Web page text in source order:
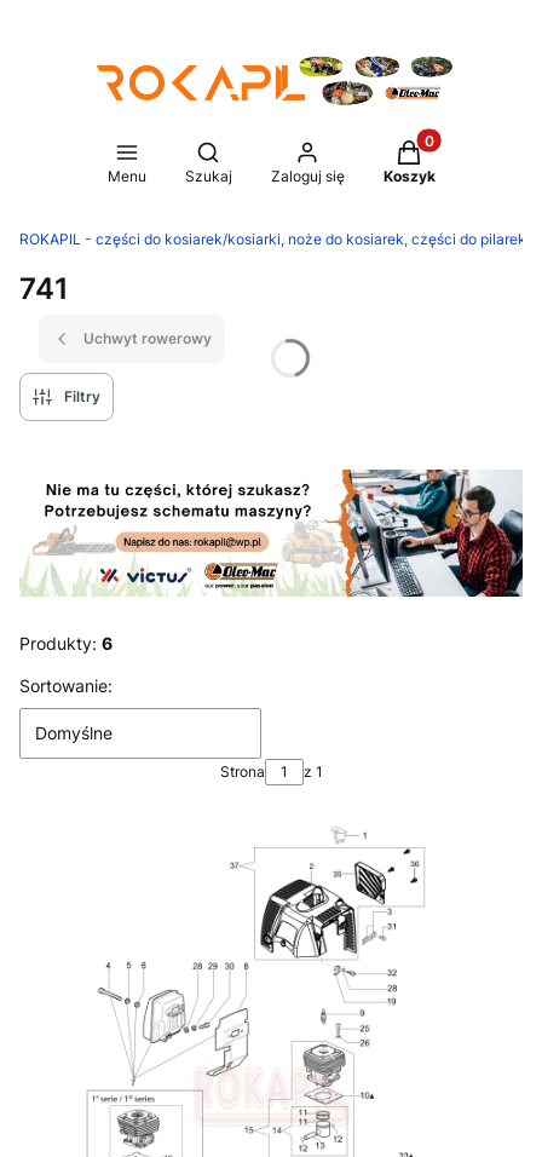
Menu
Otwórz wyszukiwarkę
Szukaj Zaloguj się
Produkty w
Koszyk
ROKAPIL - części do kosiarek/kosiarki, noże do kosiarek, części do pilarek/
741
Uchwyt rowerowy
Filtry
Produkty: 6
Lista produktów
Sortowanie:
Domyślne
Strona z 1